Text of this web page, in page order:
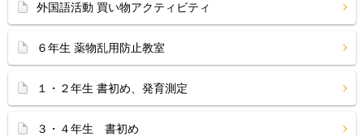
外国語活動 買い物アクティビティ
６年生 薬物乱用防止教室
１・２年生 書初め、発育測定
３・４年生 書初め